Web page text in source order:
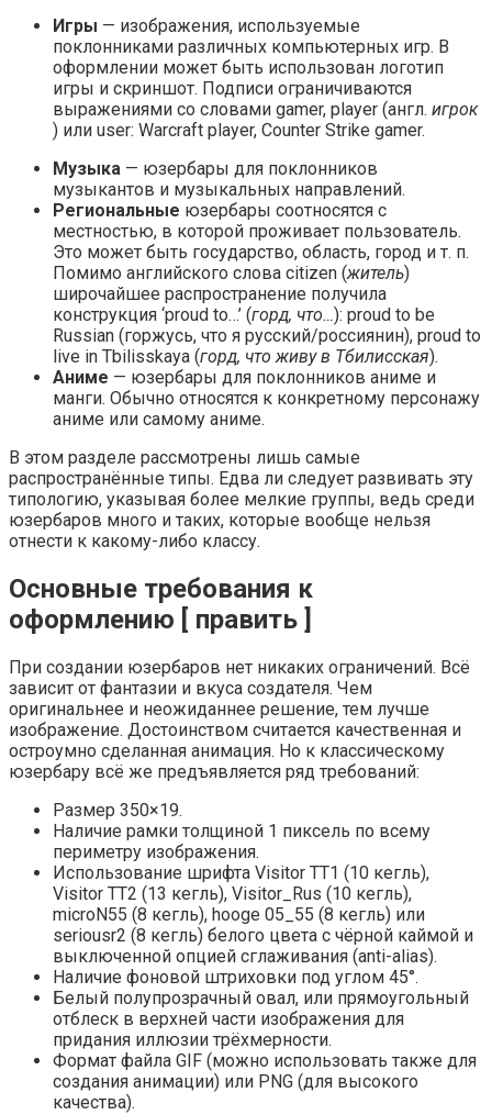
Игры — изображения, используемые
поклонниками различных компьютерных игр. В
оформлении может быть использован логотип
игры и скриншот. Подписи ограничиваются
выражениями со словами gamer, player (англ. игрок
) или user: Warcraft player, Counter Strike gamer.
Музыка — юзербары для поклонников
музыкантов и музыкальных направлений.
Региональные юзербары соотносятся с
местностью, в которой проживает пользователь.
Это может быть государство, область, город и т. п.
Помимо английского слова citizen (житель)
широчайшее распространение получила
конструкция ‘proud to…’ (горд, что…): proud to be
Russian (горжусь, что я русский/россиянин), proud to
live in Tbilisskaya (горд, что живу в Тбилисская).
Аниме — юзербары для поклонников аниме и
манги. Обычно относятся к конкретному персонажу
аниме или самому аниме.
В этом разделе рассмотрены лишь самые
распространённые типы. Едва ли следует развивать эту
типологию, указывая более мелкие группы, ведь среди
юзербаров много и таких, которые вообще нельзя
отнести к какому-либо классу.
Основные требования к
оформлению [ править ]
При создании юзербаров нет никаких ограничений. Всё
зависит от фантазии и вкуса создателя. Чем
оригинальнее и неожиданнее решение, тем лучше
изображение. Достоинством считается качественная и
остроумно сделанная анимация. Но к классическому
юзербару всё же предъявляется ряд требований:
Размер 350×19.
Наличие рамки толщиной 1 пиксель по всему
периметру изображения.
Использование шрифта Visitor TT1 (10 кегль),
Visitor TT2 (13 кегль), Visitor_Rus (10 кегль),
microN55 (8 кегль), hooge 05_55 (8 кегль) или
seriousr2 (8 кегль) белого цвета с чёрной каймой и
выключенной опцией сглаживания (anti-alias).
Наличие фоновой штриховки под углом 45°.
Белый полупрозрачный овал, или прямоугольный
отблеск в верхней части изображения для
придания иллюзии трёхмерности.
Формат файла GIF (можно использовать также для
создания анимации) или PNG (для высокого
качества).